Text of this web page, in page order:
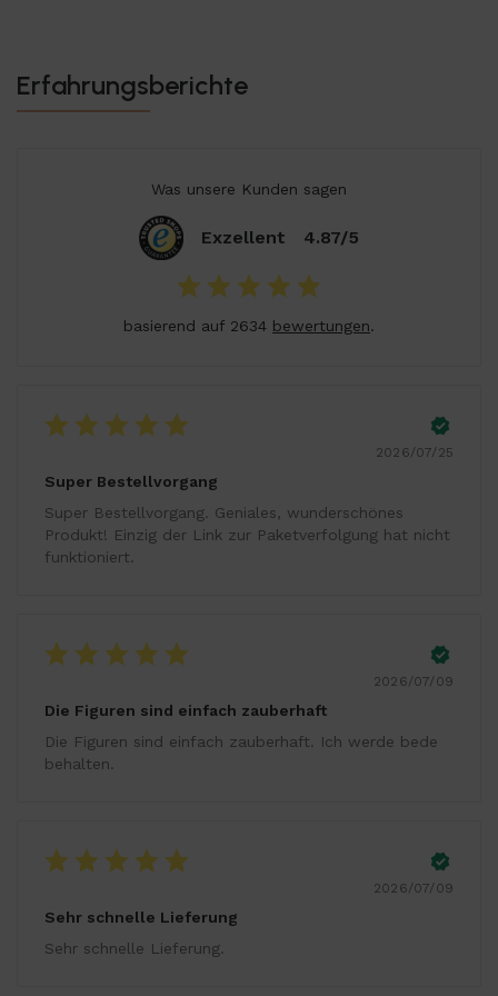
Erfahrungsberichte
Was unsere Kunden sagen
Exzellent 4.87/5
basierend auf 2634 bewertungen.
2026/07/25
Super Bestellvorgang
Super Bestellvorgang. Geniales, wunderschönes
Produkt! Einzig der Link zur Paketverfolgung hat nicht
funktioniert.
2026/07/09
Die Figuren sind einfach zauberhaft
Die Figuren sind einfach zauberhaft. Ich werde bede
behalten.
2026/07/09
Sehr schnelle Lieferung
Sehr schnelle Lieferung.